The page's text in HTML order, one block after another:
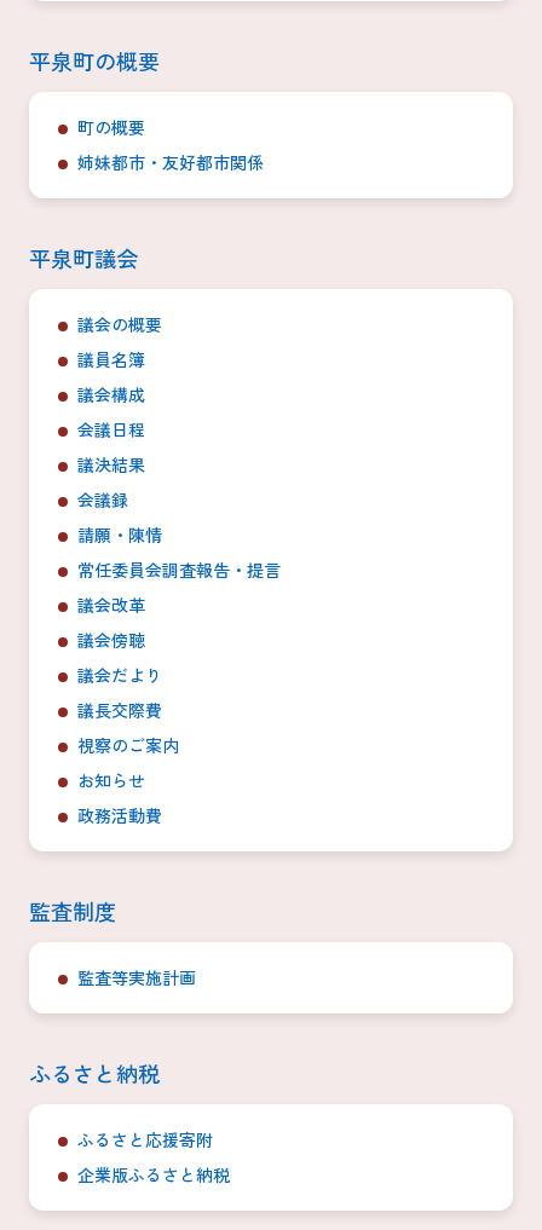
平泉町の概要
町の概要
姉妹都市・友好都市関係
平泉町議会
議会の概要
議員名簿
議会構成
会議日程
議決結果
会議録
請願・陳情
常任委員会調査報告・提言
議会改革
議会傍聴
議会だより
議長交際費
視察のご案内
お知らせ
政務活動費
監査制度
監査等実施計画
ふるさと納税
ふるさと応援寄附
企業版ふるさと納税